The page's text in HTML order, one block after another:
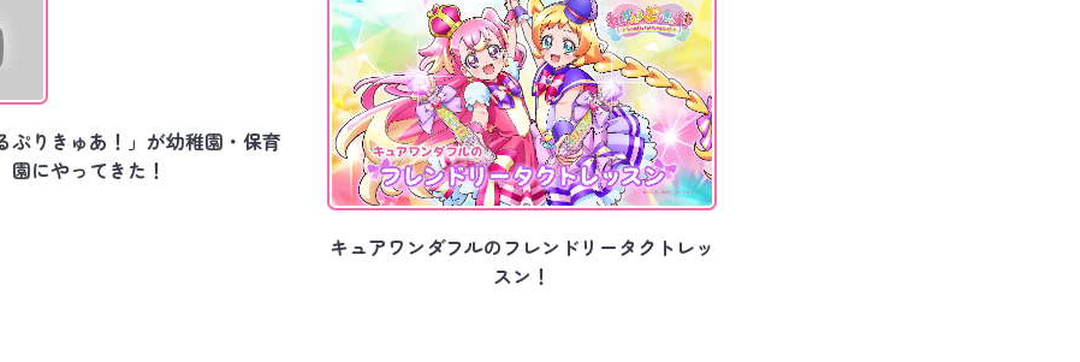
ぷりきゅあ！」が幼稚園・保育
園にやってきた！
キュアワンダフルのフレンドリータクトレッ
スン！